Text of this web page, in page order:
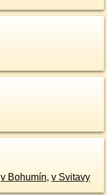
v Bohumín, v Svitavy